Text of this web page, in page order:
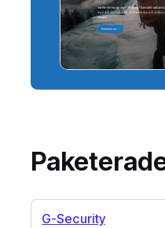
G-Security